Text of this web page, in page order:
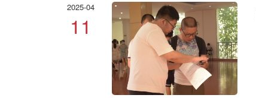
2025-04
11